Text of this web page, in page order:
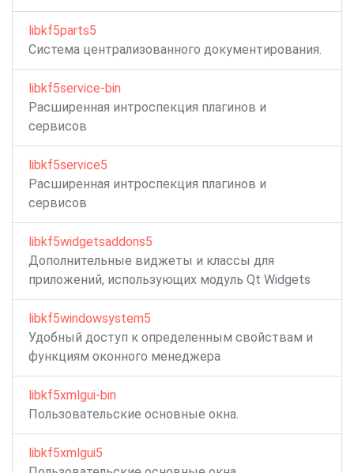
libkf5parts5
Система централизованного документирования.
libkf5service-bin
Расширенная интроспекция плагинов и
сервисов
libkf5service5
Расширенная интроспекция плагинов и
сервисов
libkf5widgetsaddons5
Дополнительные виджеты и классы для
приложений, использующих модуль Qt Widgets
libkf5windowsystem5
Удобный доступ к определенным свойствам и
функциям оконного менеджера
libkf5xmlgui-bin
Пользовательские основные окна.
libkf5xmlgui5